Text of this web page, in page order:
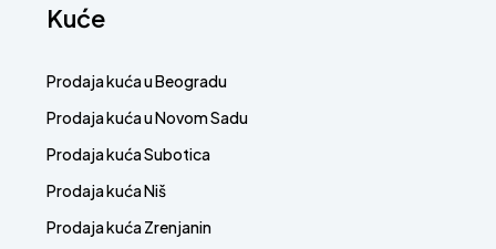
Kuće
Prodaja kuća u Beogradu
Prodaja kuća u Novom Sadu
Prodaja kuća Subotica
Prodaja kuća Niš
Prodaja kuća Zrenjanin